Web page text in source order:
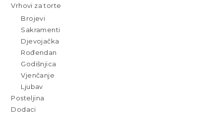
Vrhovi za torte
Brojevi
Sakramenti
Djevojačka
Rođendan
Godišnjica
Vjenčanje
Ljubav
Posteljina
Dodaci